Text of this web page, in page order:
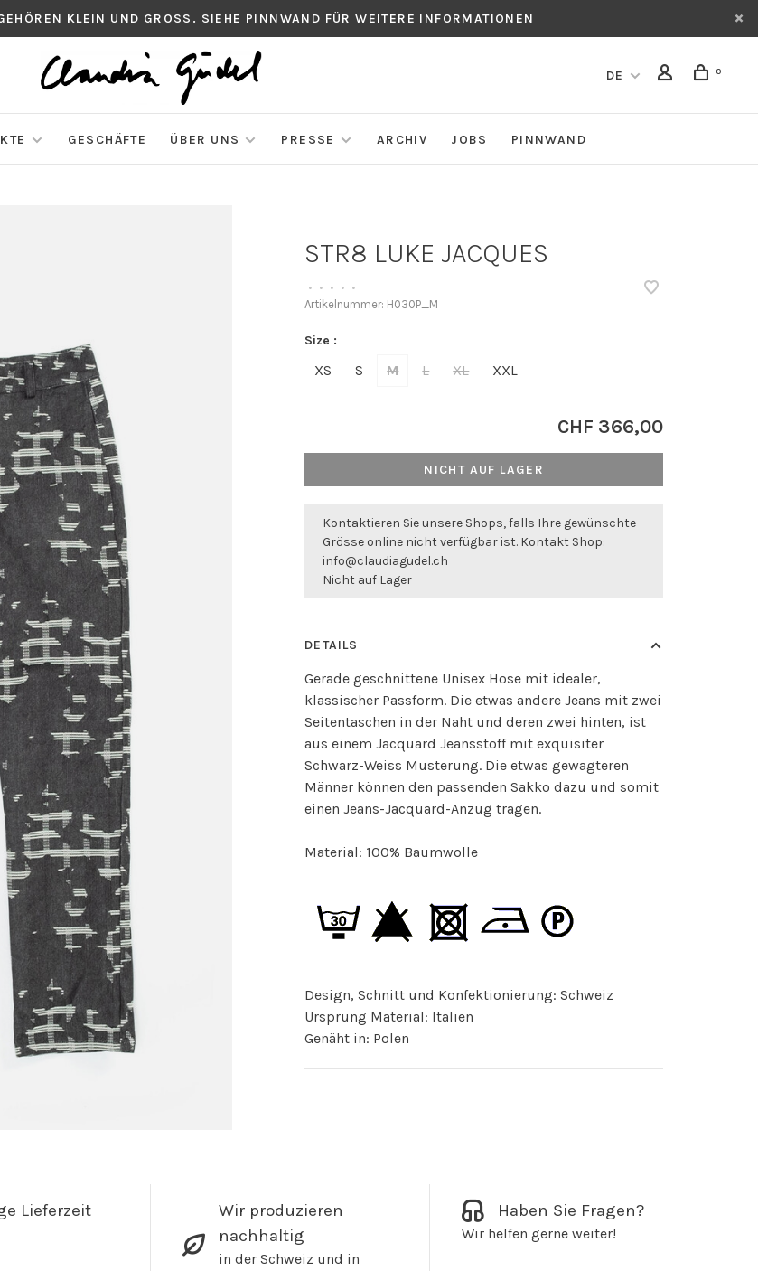
KLEIN UND GROSS. SIEHE PINNWAND FÜR WEITERE INFORMATIONEN
DE 0
GESCHÄFTE ÜBER UNS PRESSE ARCHIV JOBS PINNWAND
STR8 LUKE JACQUES
• • • • •
Artikelnummer: H030P_M
Size :
XS S M L XL XXL
CHF 366,00
NICHT AUF LAGER
Kontaktieren Sie unsere Shops, falls Ihre gewünschte
Grösse online nicht verfügbar ist. Kontakt Shop:
info@claudiagudel.ch
Nicht auf Lager
DETAILS
Gerade geschnittene Unisex Hose mit idealer,
klassischer Passform. Die etwas andere Jeans mit zwei
Seitentaschen in der Naht und deren zwei hinten, ist
aus einem Jacquard Jeansstoff mit exquisiter
Schwarz-Weiss Musterung. Die etwas gewagteren
Männer können den passenden Sakko dazu und somit
einen Jeans-Jacquard-Anzug tragen.
Material: 100% Baumwolle
Design, Schnitt und Konfektionierung: Schweiz
Ursprung Material: Italien
Genäht in: Polen
Lieferzeit
Wir produzieren
nachhaltig
in der Schweiz und in
Haben Sie Fragen?
Wir helfen gerne weiter!